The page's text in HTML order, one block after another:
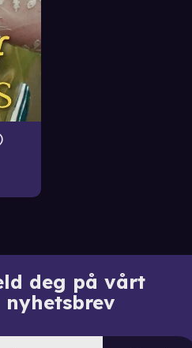
deg på vårt
nyhetsbrev